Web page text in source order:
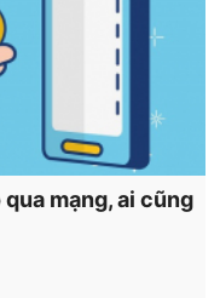
mạng, ai cũng